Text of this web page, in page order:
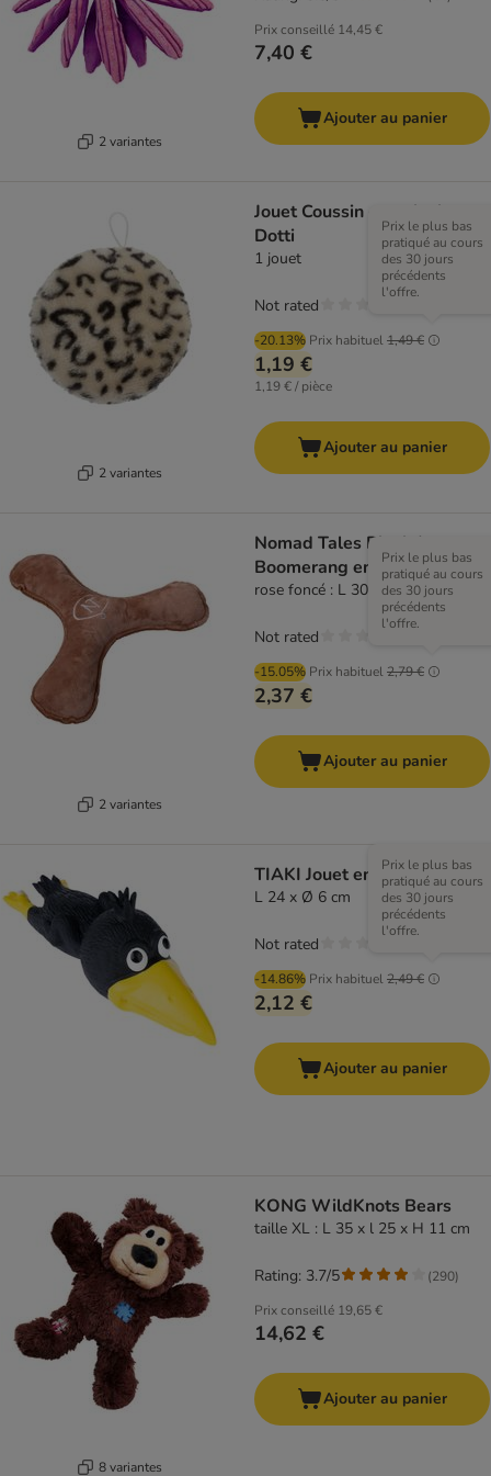
2 variantes
Prix conseillé 14,45 €
7,40 €
Ajouter au panier
2 variantes
Jouet Coussin en peluche
Dotti
1 jouet
-20.13% Prix habituel1,49 €
Prix le plus bas
pratiqué au cours
des 30 jours
précédents
l'offre.
1,19 €
1,19 € / pièce
Not rated
Ajouter au panier
2 variantes
Nomad Tales Blush Jouet
Boomerang en peluche
rose foncé : L 30 x l 30 x H 5 cm
-15.05% Prix habituel2,79 €
Prix le plus bas
pratiqué au cours
des 30 jours
précédents
l'offre.
2,37 €
Not rated
Ajouter au panier
TIAKI Jouet en latex Ramiro
L 24 x Ø 6 cm
-14.86% Prix habituel2,49 €
Prix le plus bas
pratiqué au cours
des 30 jours
précédents
l'offre.
2,12 €
Not rated
Ajouter au panier
8 variantes
KONG WildKnots Bears
taille XL : L 35 x l 25 x H 11 cm
Prix conseillé 19,65 €
14,62 €
Rating: 3.7/5 (290)
Ajouter au panier